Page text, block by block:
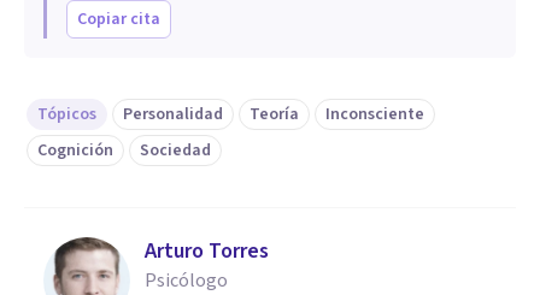
Copiar cita
Tópicos Personalidad Teoría
Inconsciente
Cognición
Sociedad
Arturo Torres
Psicólogo